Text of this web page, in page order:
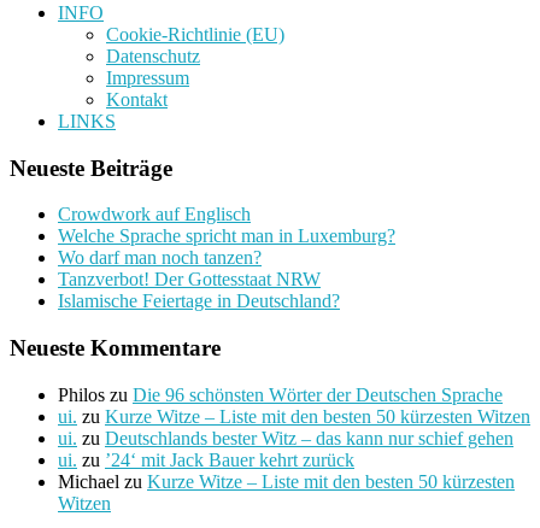
INFO
Cookie-Richtlinie (EU)
Datenschutz
Impressum
Kontakt
LINKS
Neueste Beiträge
Crowdwork auf Englisch
Welche Sprache spricht man in Luxemburg?
Wo darf man noch tanzen?
Tanzverbot! Der Gottesstaat NRW
Islamische Feiertage in Deutschland?
Neueste Kommentare
Philos zu Die 96 schönsten Wörter der Deutschen Sprache
ui. zu Kurze Witze – Liste mit den besten 50 kürzesten Witzen
ui. zu Deutschlands bester Witz – das kann nur schief gehen
ui. zu ’24‘ mit Jack Bauer kehrt zurück
Michael zu Kurze Witze – Liste mit den besten 50 kürzesten
Witzen